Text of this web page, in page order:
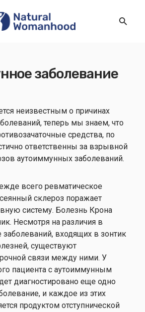
заболевание
неизвестным о причинах
теперь мы знаем, что
средства, по
ответственны за взрывной
аутоиммунных заболеваний.
всего ревматическое
склероз поражает
систему. Болезнь Крона
Несмотря на различия в
входящих в зонтик
существуют
связи между ними. У
пациента с аутоиммунным
диагностировано еще одно
и каждое из этих
продуктом отступнической